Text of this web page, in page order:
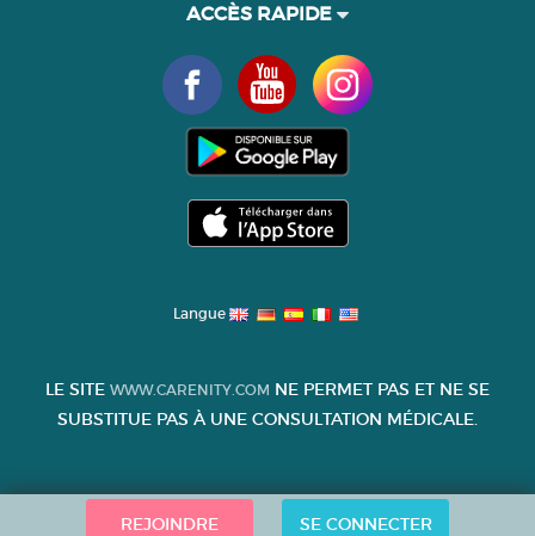
REJOINDRE SE CONNECTER
ACCÈS RAPIDE
Langue
LE SITE WWW.CARENITY.COM NE PERMET PAS ET NE SE
SUBSTITUE PAS À UNE CONSULTATION MÉDICALE.